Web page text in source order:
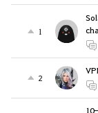
1
2